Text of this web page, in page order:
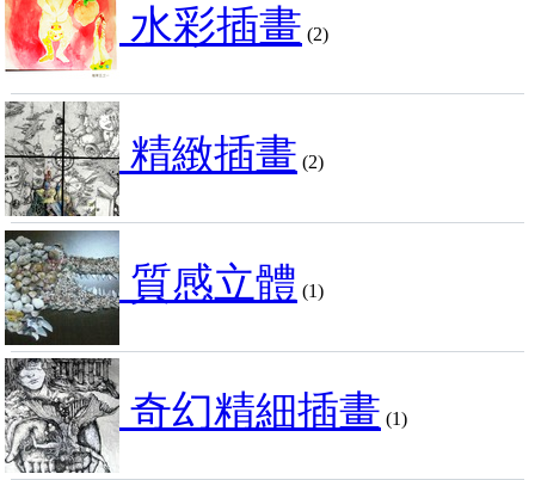
水彩插畫 (2)
精緻插畫 (2)
質感立體 (1)
奇幻精細插畫 (1)